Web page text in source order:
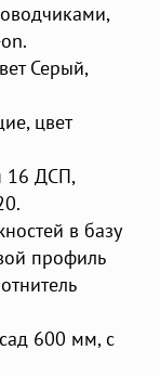
Серый,
цвет
16 ДСП,
в базу
профиль
600 мм, с